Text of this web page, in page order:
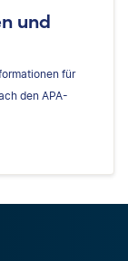
und
für
den APA-